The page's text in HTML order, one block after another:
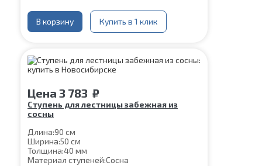
В корзину Купить в 1 клик
Цена 3 783 ₽
Ступень для лестницы забежная из
сосны
Длина:90 см
Ширина:50 см
Толщина:40 мм
Материал ступеней:Сосна